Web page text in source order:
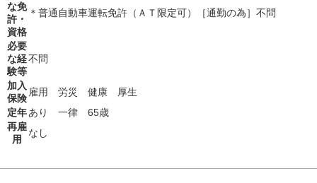
な免
許・
資格
＊普通自動車運転免許（ＡＴ限定可）［通勤の為］不問
必要
な経
験等
不問
加入
保険
雇用 労災 健康 厚生
定年あり 一律 65歳
再雇
用
なし